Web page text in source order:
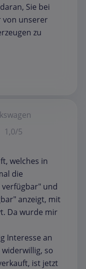
Sie bei
von unserer
zu
1,0/5
welches in
die
verfügbar" und
anzeigt, mit
Da wurde mir
Interesse an
so
ist jetzt